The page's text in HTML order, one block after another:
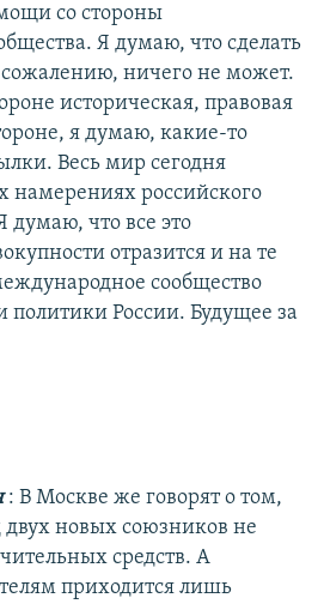
со стороны
Я думаю, что сделать
сожалению, ничего не может.
историческая, правовая
я думаю, какие-то
Весь мир сегодня
намерениях российского
что все это
отразится и на те
сообщество
России. Будущее за
: В Москве же говорят о том,
двух новых союзников не
средств. А
приходится лишь